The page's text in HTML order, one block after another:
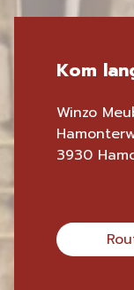
Kom
Winzo
3930